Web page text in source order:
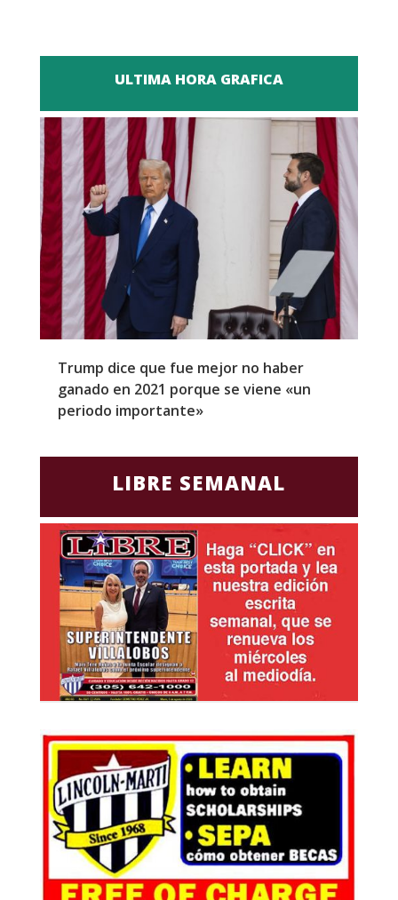
ULTIMA HORA GRAFICA
Trump dice que fue mejor no haber
ganado en 2021 porque se viene «un
periodo importante»
LIBRE SEMANAL